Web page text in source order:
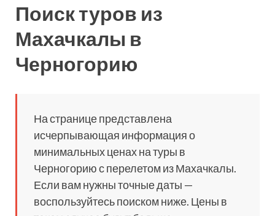
Поиск туров из
Махачкалы в
Черногорию
На странице представлена
исчерпывающая информация о
минимальных ценах на туры в
Черногорию с перелетом из Махачкалы.
Если вам нужны точные даты —
воспользуйтесь поиском ниже. Цены в